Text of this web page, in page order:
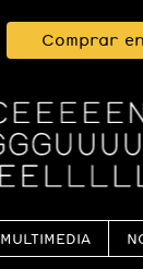
Comprar
MULTIMEDIA